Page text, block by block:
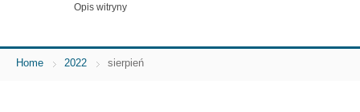
Opis witryny
Home 2022 sierpień